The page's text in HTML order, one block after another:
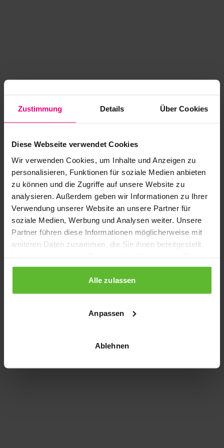
Zustimmung Details Über Cookies
Diese Webseite verwendet Cookies
Wir verwenden Cookies, um Inhalte und Anzeigen zu
personalisieren, Funktionen für soziale Medien anbieten
zu können und die Zugriffe auf unsere Website zu
analysieren. Außerdem geben wir Informationen zu Ihrer
Verwendung unserer Website an unsere Partner für
soziale Medien, Werbung und Analysen weiter. Unsere
Partner führen diese Informationen möglicherweise mit
weiteren Daten zusammen, die Sie ihnen bereitgestellt
gesammelt haben.
Alle zulassen
Anpassen
Ablehnen
Application error: a client-side exception has occurred
loading www.kurzwego.de (see the browser console for more
information).